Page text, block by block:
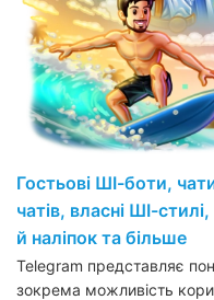
Гостьові ШІ-боти,
чатів, власні ШІ-
й наліпок та більше
Telegram представляє
зокрема можливість